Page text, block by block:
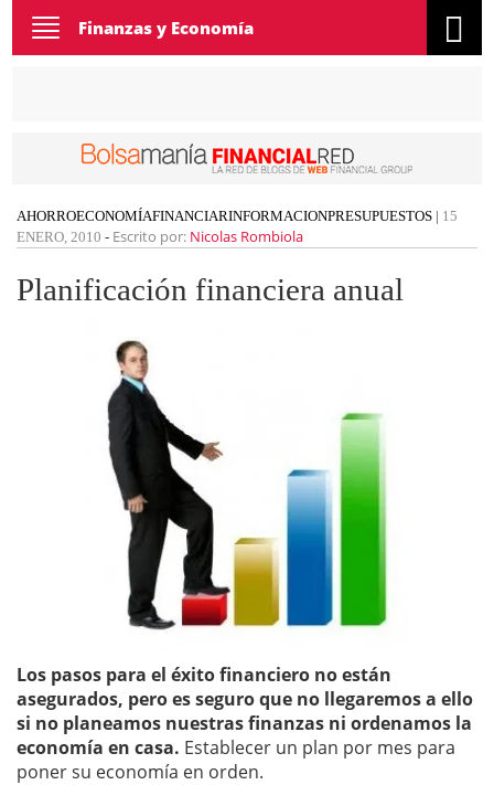
Toggle
navigation
Finanzas y Economía
AHORROECONOMÍAFINANCIARINFORMACIONPRESUPUESTOS | 15
ENERO, 2010 - Escrito por: Nicolas Rombiola
Planificación financiera anual
Los pasos para el éxito financiero no están
asegurados, pero es seguro que no llegaremos a ello
si no planeamos nuestras finanzas ni ordenamos la
economía en casa. Establecer un plan por mes para
poner su economía en orden.